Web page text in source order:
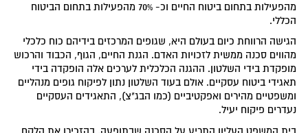
מהפעילות בתחום ביטוח החיים וכ- 70% מהפעילות בתחום הביטוח
הכללי.
הגישה הרווחת כיום בעולם היא, שגופים המרכזים בידיהם כוח כלכלי
מהווים סכנה ממשית לזכויות האדם. הגנת החיים, הגוף, הכבוד והרכוש
מופקדת בידי השלטון. ההגנה הכלכלית לערכים אלה הופקדה בידי
תאגידי ביטוח עסקיים. אולם בעוד השלטון נתון לפיקוח גופים מנהליים
ומשפטיים מהירים ואפקטיביים (כמו הבג"צ), התאגידים העסקיים
נעדרים פיקוח יעיל.